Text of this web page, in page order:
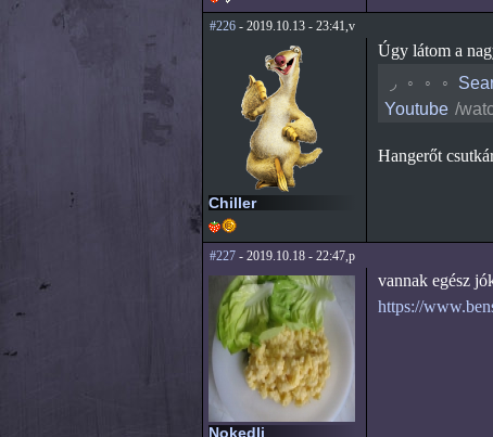
#226- 2019.10.13 - 23:41,v
Chiller
Úgy látom a
◟
◦ ◦ ◦
Youtube /
Hangerőt
#227- 2019.10.18 - 22:47,p
Nokedli
vannak egész
https://